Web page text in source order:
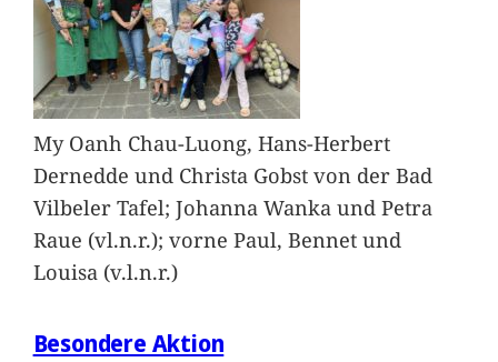
My Oanh Chau-Luong, Hans-Herbert
Dernedde und Christa Gobst von der Bad
Vilbeler Tafel; Johanna Wanka und Petra
Raue (vl.n.r.); vorne Paul, Bennet und
Louisa (v.l.n.r.)
Besondere Aktion